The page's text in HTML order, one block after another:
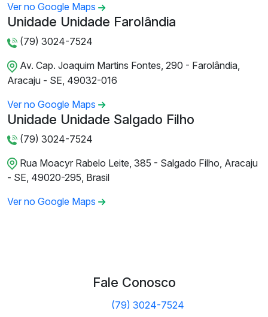
Ver no Google Maps
Unidade Unidade Farolândia
(79) 3024-7524
Av. Cap. Joaquim Martins Fontes, 290 - Farolândia,
Aracaju - SE, 49032-016
Ver no Google Maps
Unidade Unidade Salgado Filho
(79) 3024-7524
Rua Moacyr Rabelo Leite, 385 - Salgado Filho, Aracaju
- SE, 49020-295, Brasil
Ver no Google Maps
Fale Conosco
(79) 3024-7524